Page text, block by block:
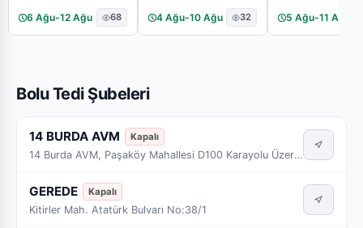
6 Ağu-12 Ağu 68
4 Ağu-10 Ağu 32
5 Ağu-11 Ağu
Bolu Tedi Şubeleri
14 BURDA AVM Kapalı
14 Burda AVM, Paşaköy Mahallesi D100 Karayolu Üzeri 1522 Ada 9 Parsel
GEREDE Kapalı
Kitirler Mah. Atatürk Bulvarı No:38/1